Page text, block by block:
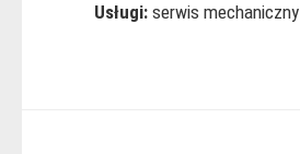
Usługi: serwis mechaniczny